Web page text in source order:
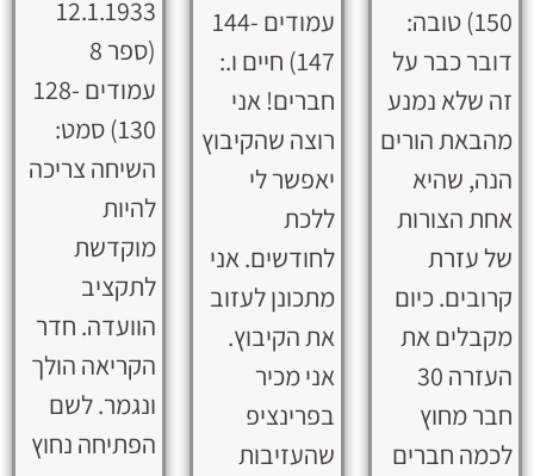
150) טובה:
דובר כבר על
זה שלא נמנע
מהבאת הורים
הנה, שהיא
אחת הצורות
של עזרת
קרובים. כיום
מקבלים את
העזרה 30
חבר מחוץ
לכמה חברים
עמודים 144-
147) חיים ו.:
חברים! אני
רוצה שהקיבוץ
יאפשר לי
ללכת
לחודשים. אני
מתכונן לעזוב
את הקיבוץ.
אני מכיר
בפרינציפ
שהעזיבות
(ספר 8
עמודים 128-
130) סמט:
השיחה צריכה
להיות
מוקדשת
לתקציב
הוועדה. חדר
הקריאה הולך
ונגמר. לשם
הפתיחה נחוץ